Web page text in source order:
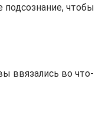
чтобы
ввязались во что-